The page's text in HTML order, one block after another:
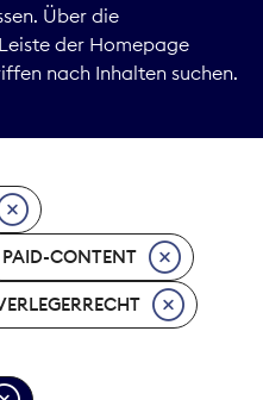
Über die
der Homepage
nach Inhalten suchen.
PAID-CONTENT